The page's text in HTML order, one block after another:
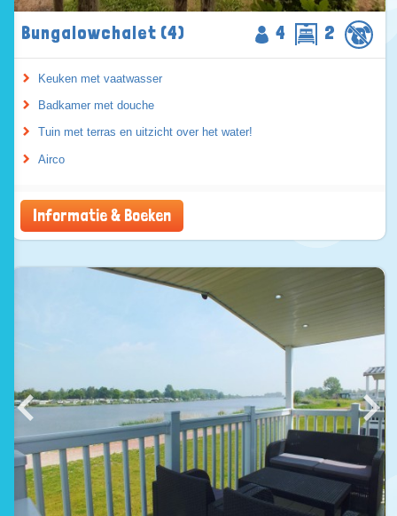
Bungalowchalet (4) 4 2
Keuken met vaatwasser
Badkamer met douche
Tuin met terras en uitzicht over het water!
Airco
Informatie & Boeken